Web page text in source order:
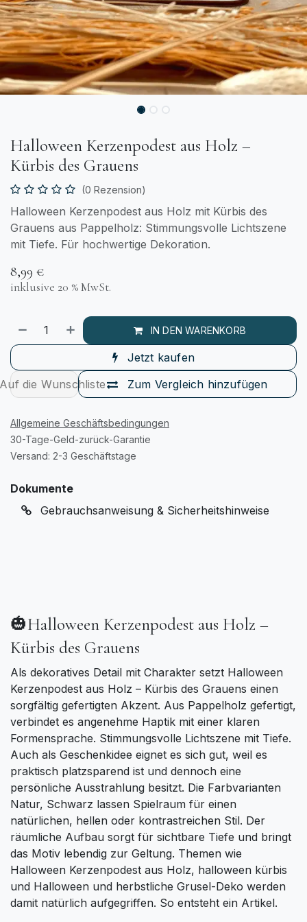
Halloween Kerzenpodest aus Holz –
Kürbis des Grauens
(0 Rezension)
Halloween Kerzenpodest aus Holz mit Kürbis des
Grauens aus Pappelholz: Stimmungsvolle Lichtszene
mit Tiefe. Für hochwertige Dekoration.
8,99 €
inklusive 20 % MwSt.
IN DEN WARENKORB
Jetzt kaufen
Zum Vergleich hinzufügen
Auf die Wunschliste
Allgemeine Geschäftsbedingungen
30-Tage-Geld-zurück-Garantie
Versand: 2-3 Geschäftstage
Dokumente
Gebrauchsanweisung & Sicherheitshinweise
🎃Halloween Kerzenpodest aus Holz –
Kürbis des Grauens
Als dekoratives Detail mit Charakter setzt Halloween
Kerzenpodest aus Holz – Kürbis des Grauens einen
sorgfältig gefertigten Akzent. Aus Pappelholz gefertigt,
verbindet es angenehme Haptik mit einer klaren
Formensprache. Stimmungsvolle Lichtszene mit Tiefe.
Auch als Geschenkidee eignet es sich gut, weil es
praktisch platzsparend ist und dennoch eine
persönliche Ausstrahlung besitzt. Die Farbvarianten
Natur, Schwarz lassen Spielraum für einen
natürlichen, hellen oder kontrastreichen Stil. Der
räumliche Aufbau sorgt für sichtbare Tiefe und bringt
das Motiv lebendig zur Geltung. Themen wie
Halloween Kerzenpodest aus Holz, halloween kürbis
und Halloween und herbstliche Grusel-Deko werden
damit natürlich aufgegriffen. So entsteht ein Artikel.